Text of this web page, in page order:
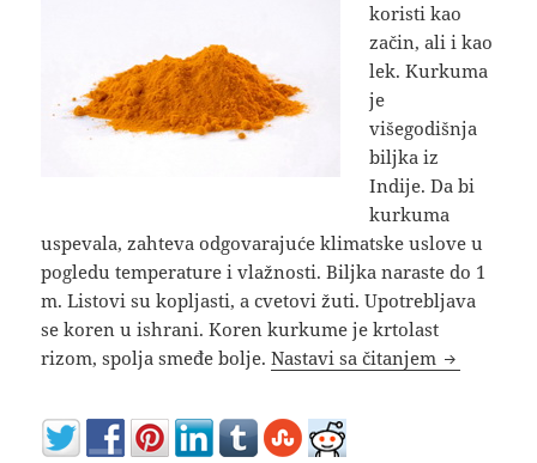
koristi kao
začin, ali i kao
lek. Kurkuma
je
višegodišnja
biljka iz
Indije. Da bi
kurkuma
uspevala, zahteva odgovarajuće klimatske uslove u
pogledu temperature i vlažnosti. Biljka naraste do 1
m. Listovi su kopljasti, a cvetovi žuti. Upotrebljava
se koren u ishrani. Koren kurkume je krtolast
rizom, spolja smeđe bolje.Nastavi sa čitanjem Kurkuma